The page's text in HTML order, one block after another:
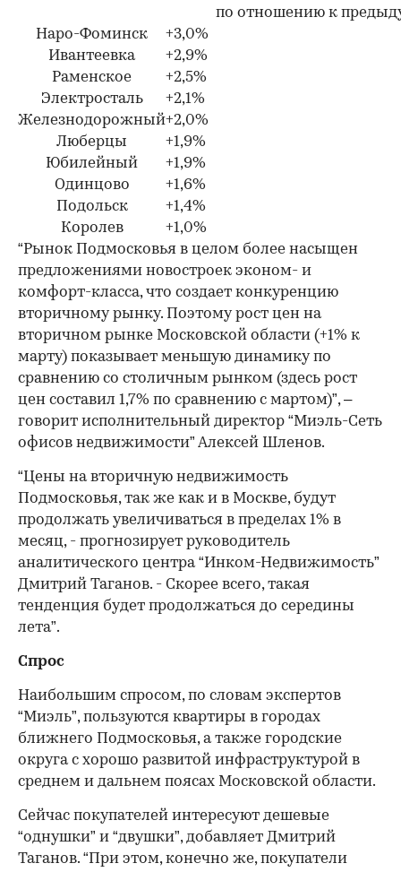
по отношению к
Наро-Фоминск
+3,0%
Ивантеевка
+2,9%
Раменское
+2,5%
Электросталь
+2,1%
Железнодорожный+2,0%
Люберцы
+1,9%
Юбилейный
+1,9%
Одинцово
+1,6%
Подольск
+1,4%
Королев
+1,0%
“Рынок Подмосковья в целом более насыщен
предложениями новостроек эконом- и
комфорт-класса, что создает конкуренцию
вторичному рынку. Поэтому рост цен на
вторичном рынке Московской области (+1% к
марту) показывает меньшую динамику по
сравнению со столичным рынком (здесь рост
цен составил 1,7% по сравнению с мартом)”, –
говорит исполнительный директор “Миэль-Сеть
офисов недвижимости” Алексей Шленов.
“Цены на вторичную недвижимость
Подмосковья, так же как и в Москве, будут
продолжать увеличиваться в пределах 1% в
месяц, - прогнозирует руководитель
аналитического центра “Инком-Недвижимость”
Дмитрий Таганов. - Скорее всего, такая
тенденция будет продолжаться до середины
лета”.
Спрос
Наибольшим спросом, по словам экспертов
“Миэль”, пользуются квартиры в городах
ближнего Подмосковья, а также городские
округа с хорошо развитой инфраструктурой в
среднем и дальнем поясах Московской области.
Сейчас покупателей интересуют дешевые
“однушки” и “двушки”, добавляет Дмитрий
Таганов. “При этом, конечно же, покупатели